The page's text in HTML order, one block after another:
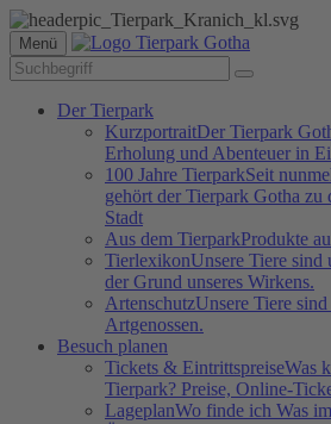
Menü
Der Tierpark
KurzportraitDer Tierpark
Erholung und Abenteuer in
100 Jahre TierparkSeit
gehört der Tierpark Gotha zu
Stadt
Aus dem TierparkProdukte
TierlexikonUnsere Tiere sind
der Grund unseres Wirkens.
ArtenschutzUnsere Tiere
Artgenossen.
Besuch planen
Tickets & EintrittspreiseWas
Tierpark? Preise, Online-
LageplanWo finde ich Was